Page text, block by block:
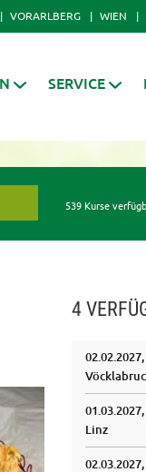
VORARLBERG WIEN
SERVICE
539 Kurse
4
Linz